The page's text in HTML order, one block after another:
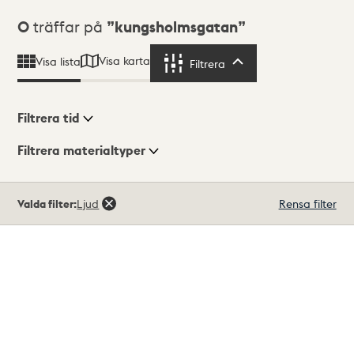
Sökresultat
0 träffar på kungsholmsgatan
Visa lista Visa karta Filtrera
Visningsläge
Filtrera tid
Filtrera materialtyper
träffar
Valda filter:Ljud Rensa filter